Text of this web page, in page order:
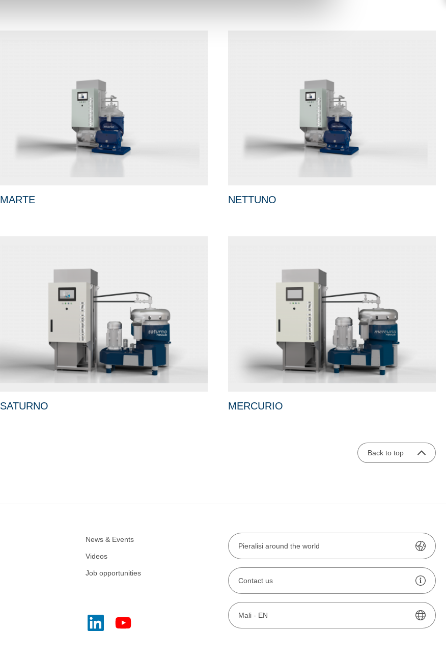
MARTE NETTUNO
SATURNO MERCURIO
Back to top
News & Events
Videos
Job opportunities
Pieralisi around the world
Contact us
Mali - EN